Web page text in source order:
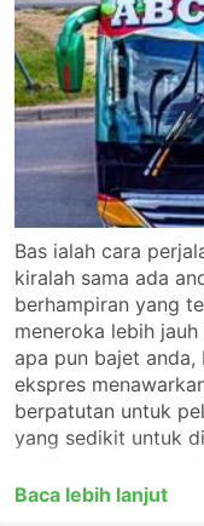
Bas ialah cara
kiralah sama ada
berhampiran yang
meneroka lebih
apa pun bajet anda,
ekspres
berpatutan untuk
yang sedikit untuk
aspek keselesaan.
Baca lebih lanjut